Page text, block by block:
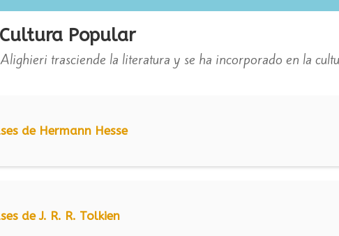
Popular
trasciende la literatura y se ha incorporado en la
de Hermann Hesse
de J. R. R. Tolkien